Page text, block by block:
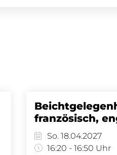
französisch,
So. 18.04.2027
16:20 - 16:50 Uhr